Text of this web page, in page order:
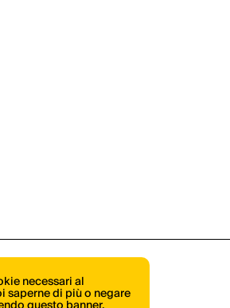
necessari al
di più o negare